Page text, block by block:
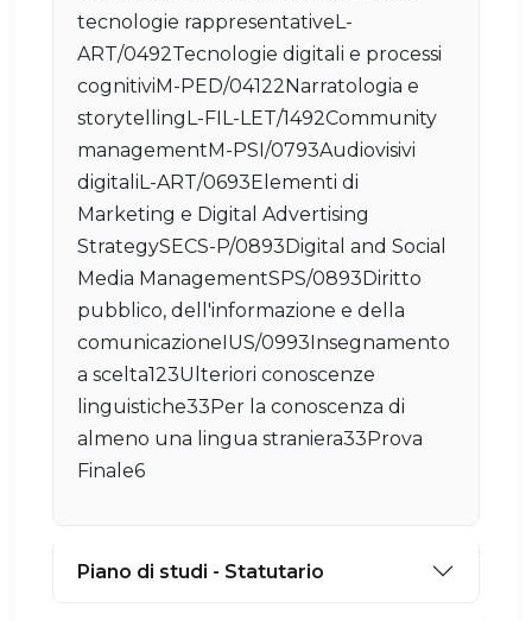
tecnologie rappresentativeL-
ART/0492Tecnologie digitali e processi
cognitiviM-PED/04122Narratologia e
storytellingL-FIL-LET/1492Community
managementM-PSI/0793Audiovisivi
digitaliL-ART/0693Elementi di
Marketing e Digital Advertising
StrategySECS-P/0893Digital and Social
Media ManagementSPS/0893Diritto
pubblico, dell'informazione e della
comunicazioneIUS/0993Insegnamento
a scelta123Ulteriori conoscenze
linguistiche33Per la conoscenza di
almeno una lingua straniera33Prova
Finale6
Piano di studi - Statutario